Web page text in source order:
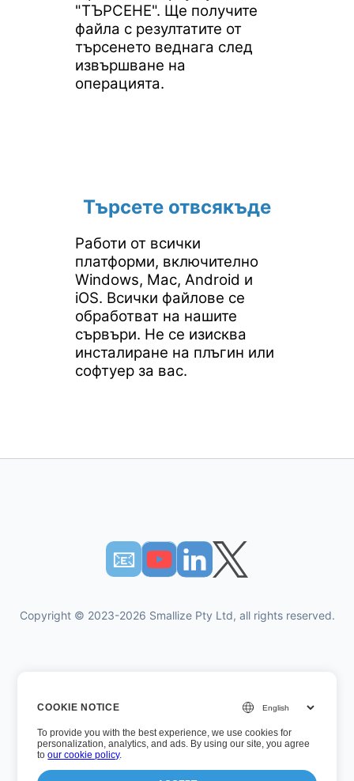
"ТЪРСЕНЕ". Ще получите
файла с резултатите от
търсенето веднага след
извършване на
операцията.
Търсете отвсякъде
Работи от всички
платформи, включително
Windows, Mac, Android и
iOS. Всички файлове се
обработват на нашите
сървъри. Не се изисква
инсталиране на плъгин или
софтуер за вас.
📧︎
Copyright © 2023-2026 Smallize Pty Ltd, all rights reserved.
Политика за поверителност
Условия за ползване
Изпълнителен достъп
COOKIE NOTICE
To provide you with the best experience, we use cookies for
personalization, analytics, and ads. By using our site, you agree
toour cookie policy.